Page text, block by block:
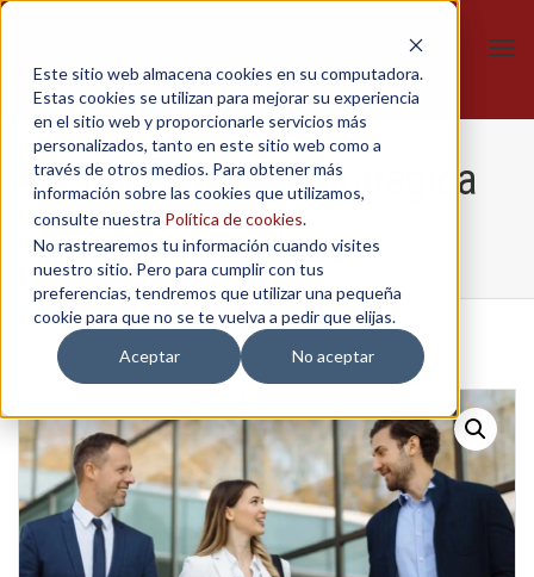
Este sitio web almacena cookies en su computadora.
Estas cookies se utilizan para mejorar su experiencia
en el sitio web y proporcionarle servicios más
personalizados, tanto en este sitio web como a
través de otros medios. Para obtener más
información sobre las cookies que utilizamos,
consulte nuestra Política de cookies.
No rastrearemos tu información cuando visites
nuestro sitio. Pero para cumplir con tus
preferencias, tendremos que utilizar una pequeña
cookie para que no se te vuelva a pedir que elijas.
Aceptar
No aceptar
Planificación estratégica
Home / Talleres / Planificación estratégica